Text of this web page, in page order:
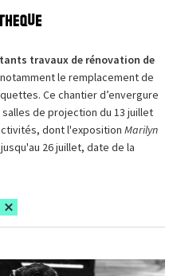
travaux de rénovation de
le remplacement de
Ce chantier d’envergure
de projection du 13 juillet
dont l'exposition Marilyn
26 juillet, date de la